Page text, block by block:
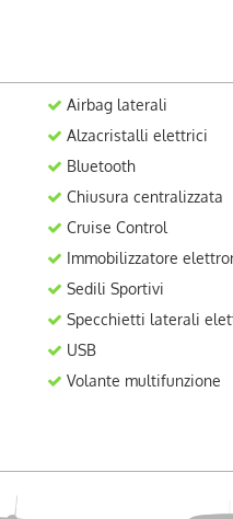
Airbag laterali
Alzacristalli elettrici
Bluetooth
Chiusura centralizzata
Cruise Control
Immobilizzatore
Sedili Sportivi
Specchietti laterali
USB
Volante multifunzione